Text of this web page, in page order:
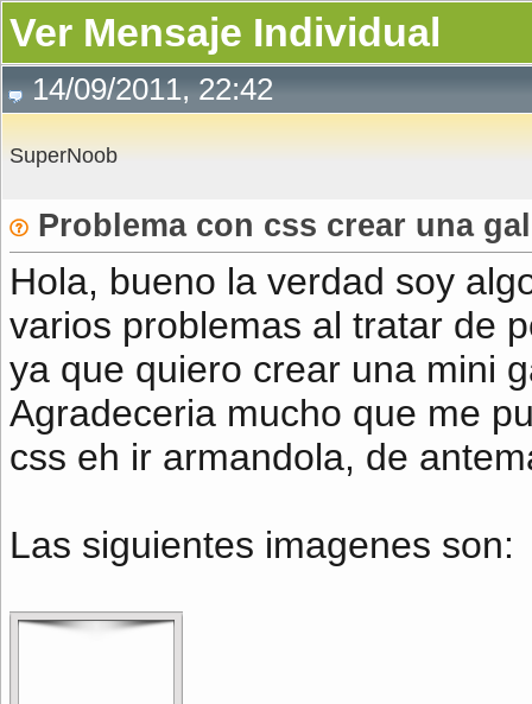
Ver Mensaje Individual
14/09/2011, 22:42
SuperNoob
Problema con css crear una
Hola, bueno la verdad soy
varios problemas al tratar de
ya que quiero crear una mini
Agradeceria mucho que me
css eh ir armandola, de
Las siguientes imagenes son: